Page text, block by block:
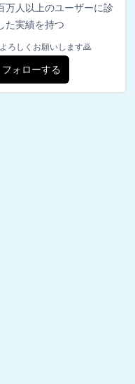
万人以上のユーザーに診
た実績を持つ
ろしくお願いします🙇
フォローする